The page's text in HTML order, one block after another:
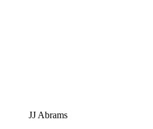
JJ Abrams